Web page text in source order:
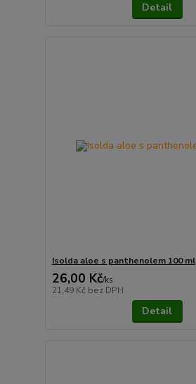
Detail
Isolda aloe s panthenolem 100 ml
26,00 Kč/ks
21,49 Kč bez DPH
Detail